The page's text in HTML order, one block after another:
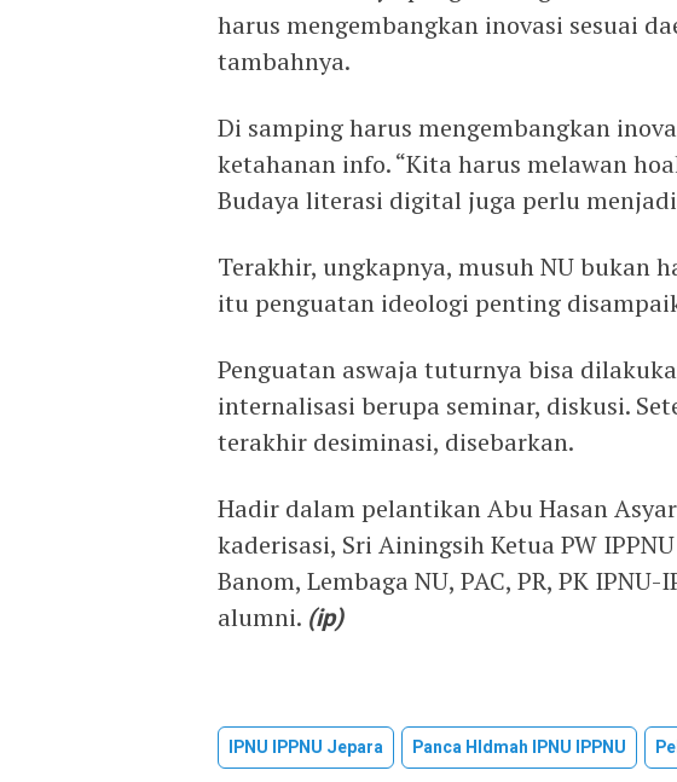
harus mengembangkan inovasi sesuai
tambahnya.
Di samping harus mengembangkan
ketahanan info. “Kita harus melawan
Budaya literasi digital juga perlu
Terakhir, ungkapnya, musuh NU bukan
itu penguatan ideologi penting
Penguatan aswaja tuturnya bisa
internalisasi berupa seminar, diskusi.
terakhir desiminasi, disebarkan.
Hadir dalam pelantikan Abu Hasan
kaderisasi, Sri Ainingsih Ketua PW
Banom, Lembaga NU, PAC, PR, PK IPNU-
alumni. (ip)
IPNU IPPNU Jepara Panca HIdmah IPNU IPPNU